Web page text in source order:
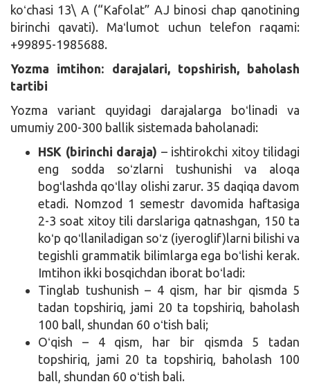
koʻchasi 13\ A (“Kafolat” AJ binosi chap qanotining
birinchi qavati). Maʻlumot uchun telefon raqami:
+99895-1985688.
Yozma imtihon: darajalari, topshirish, baholash
tartibi
Yozma variant quyidagi darajalarga boʻlinadi va
umumiy 200-300 ballik sistemada baholanadi:
HSK (birinchi daraja) – ishtirokchi xitoy tilidagi
eng sodda soʻzlarni tushunishi va aloqa
bogʻlashda qoʻllay olishi zarur. 35 daqiqa davom
etadi. Nomzod 1 semestr davomida haftasiga
2-3 soat xitoy tili darslariga qatnashgan, 150 ta
koʻp qoʻllaniladigan soʻz (iyeroglif)larni bilishi va
tegishli grammatik bilimlarga ega boʻlishi kerak.
Imtihon ikki bosqichdan iborat boʻladi:
Tinglab tushunish – 4 qism, har bir qismda 5
tadan topshiriq, jami 20 ta topshiriq, baholash
100 ball, shundan 60 oʻtish bali;
Oʻqish – 4 qism, har bir qismda 5 tadan
topshiriq, jami 20 ta topshiriq, baholash 100
ball, shundan 60 oʻtish bali.